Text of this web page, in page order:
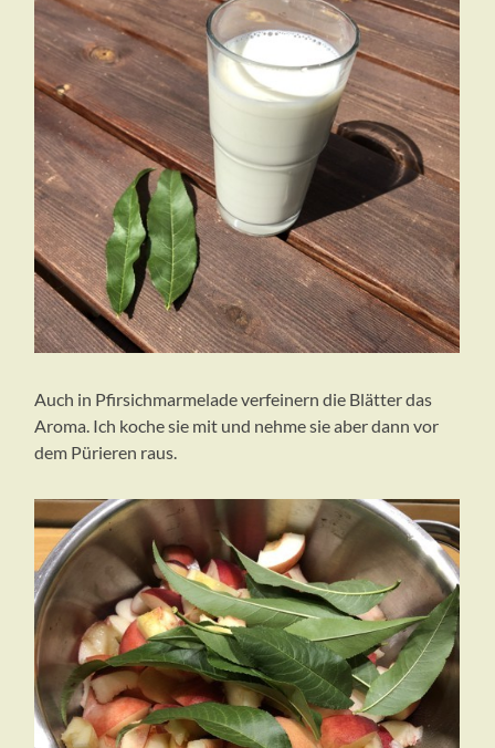
Auch in Pfirsichmarmelade verfeinern die Blätter das
Aroma. Ich koche sie mit und nehme sie aber dann vor
dem Pürieren raus.